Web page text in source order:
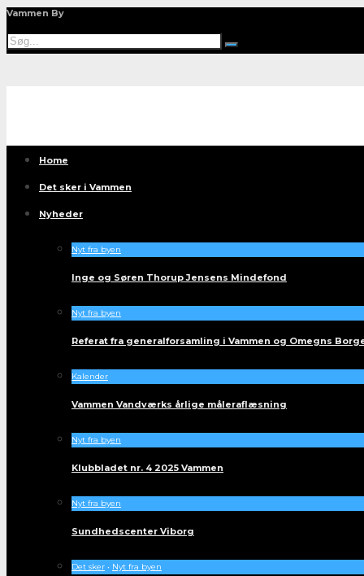
Vammen By
Home
Det sker i Vammen
Nyheder
Nyt fra byen
Inge og Søren Thorup Jensens Mindefond
Nyt fra byen
Referat fra generalforsamling i Vammen og Omegns
Kalender
Vammen Vandværks årlige måleraflæsning
Nyt fra byen
Klubbladet nr. 4 2025 Vammen
Nyt fra byen
Sundhedscenter Viborg
Det sker • Nyt fra byen